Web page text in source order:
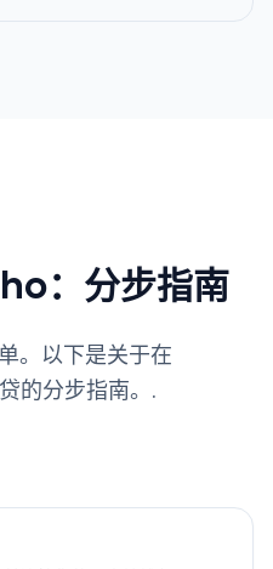
：分步指南
。以下是关于在
的分步指南。.